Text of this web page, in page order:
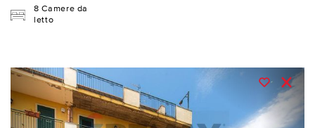
8 Camere da
letto